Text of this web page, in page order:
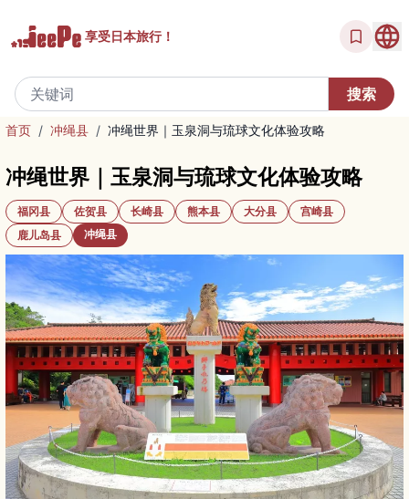
享受日本旅行！
首页 / 冲绳县 / 冲绳世界｜玉泉洞与琉球文化体验攻略
冲绳世界｜玉泉洞与琉球文化体验攻略
福冈县 佐贺县 长崎县 熊本县 大分县
宫崎县
鹿儿岛县
冲绳县